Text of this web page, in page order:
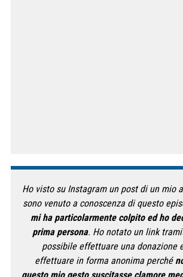
Ho visto su Instagram un post di un mio
sono venuto a conoscenza di questo
mi ha particolarmente colpito ed ho
prima persona. Ho notato un link
possibile effettuare una donazione
effettuare in forma anonima perché